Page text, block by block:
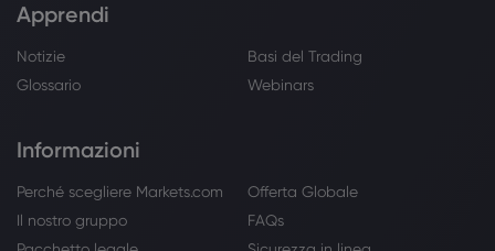
Apprendi
Notizie
Basi del Trading
Glossario
Webinars
Informazioni
Perché scegliere Markets.com
Offerta Globale
Il nostro gruppo
FAQs